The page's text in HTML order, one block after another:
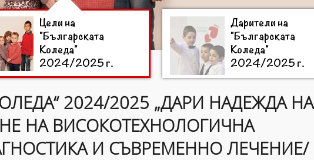
Цели на
"Българската
Коледа"
2024/2025 г.
Дарители на
"Българската
Коледа"
2024/2025 г.
2024/2025 „ДАРИ НАДЕЖДА НА
НА ВИСОКОТЕХНОЛОГИЧНА
И СЪВРЕМЕННО ЛЕЧЕНИЕ/